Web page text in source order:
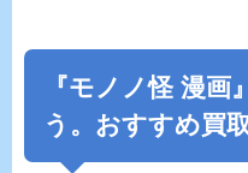
『モノノ怪 漫画
う。おすすめ買